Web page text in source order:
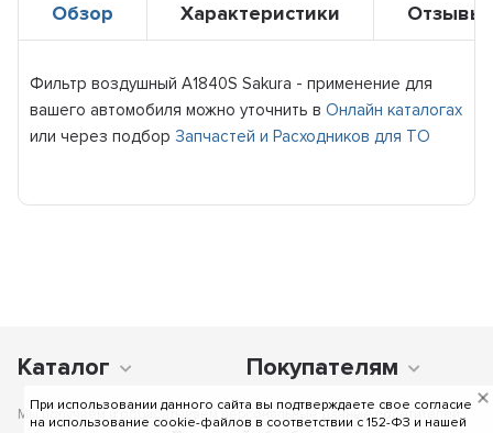
При использовании данного сайта вы подтверждаете свое согласие
на использование cookie-файлов в соответствии c 152-ФЗ и нашей
Обзор Характеристики Отзывы
Фильтр воздушный A1840S Sakura - применение для
вашего автомобиля можно уточнить вОнлайн каталогах
или через подбор Запчастей и Расходников для ТО
Каталог Покупателям
Мы получаем и обрабатываем персональные данные посетителей